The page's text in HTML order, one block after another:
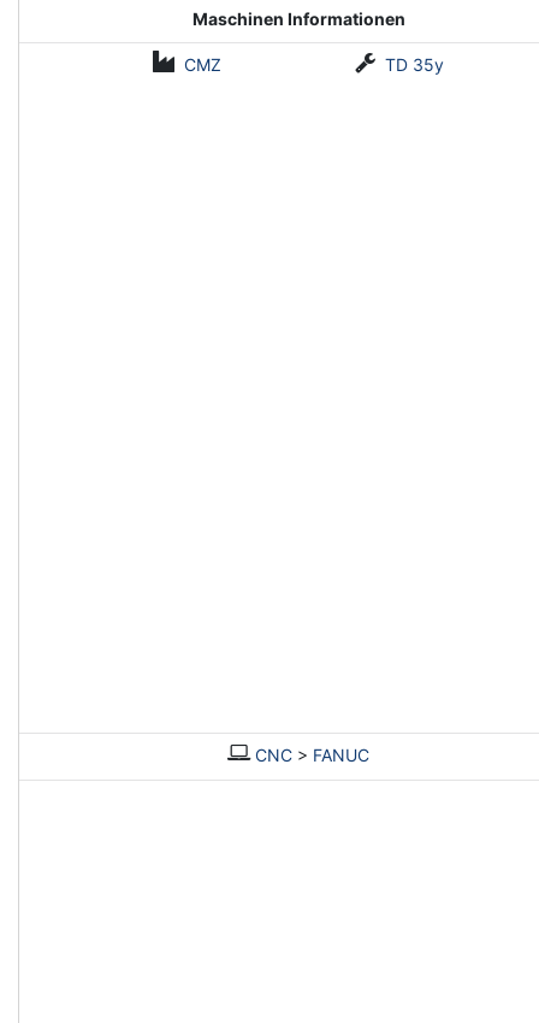
Maschinen Informationen
CMZ TD 35y
CNC > FANUC